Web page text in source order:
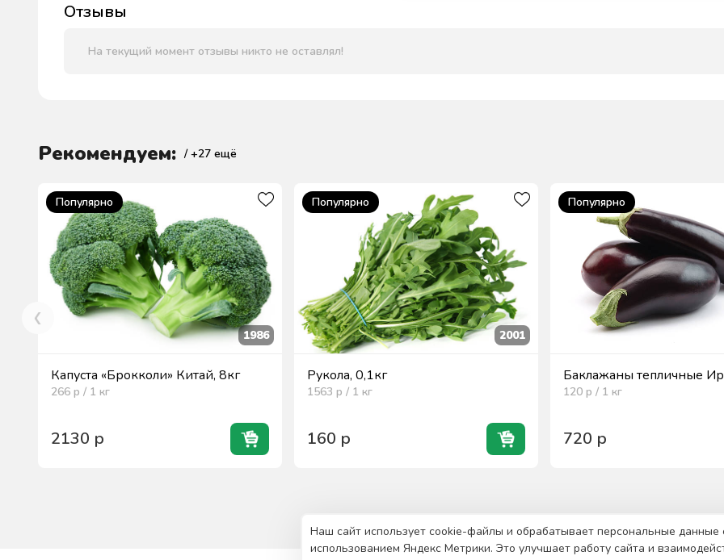
Отзывы
На текущий момент отзывы никто не оставлял!
Рекомендуем: / +27 ещё
Популярно
1986
Капуста «Брокколи» Китай, 8кг
266 р / 1 кг
2130 р
Популярно
2001
Рукола, 0,1кг
1563 р / 1 кг
160 р
Популярно
Баклажаны тепличные
120 р / 1 кг
720 р
Наш сайт использует cookie-файлы и обрабатывает персональные данные
использованием Яндекс Метрики. Это улучшает работу сайта и